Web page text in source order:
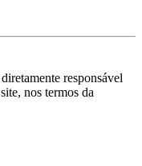
responsável
nos termos da